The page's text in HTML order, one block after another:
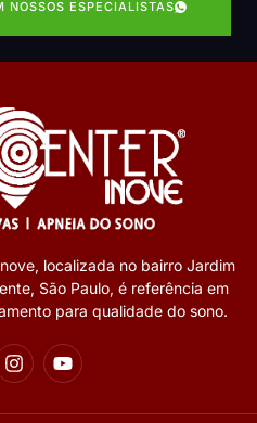
NOSSOS ESPECIALISTAS
localizada no bairro Jardim
São Paulo, é referência em
para qualidade do sono.